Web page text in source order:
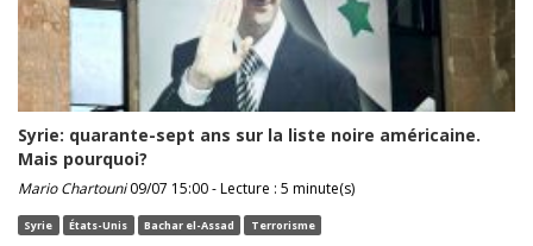
Syrie: quarante-sept ans sur la liste noire américaine.
Mais pourquoi?
Mario Chartouni09/07 15:00 - Lecture : 5 minute(s)
Syrie États-Unis Bachar el-Assad Terrorisme